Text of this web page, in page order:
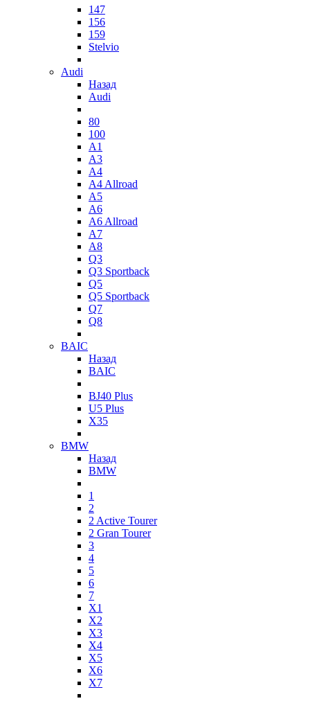
147
156
159
Stelvio
Audi
Назад
Audi
80
100
A1
A3
A4
A4 Allroad
A5
A6
A6 Allroad
A7
A8
Q3
Q3 Sportback
Q5
Q5 Sportback
Q7
Q8
BAIC
Назад
BAIC
BJ40 Plus
U5 Plus
X35
BMW
Назад
BMW
1
2
2 Active Tourer
2 Gran Tourer
3
4
5
6
7
X1
X2
X3
X4
X5
X6
X7